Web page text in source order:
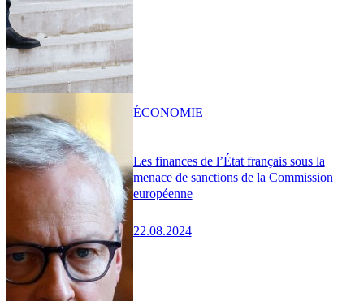
Les finances de l’État français sous la
menace de sanctions de la Commission
européenne
22.08.2024
ÉCONOMIE